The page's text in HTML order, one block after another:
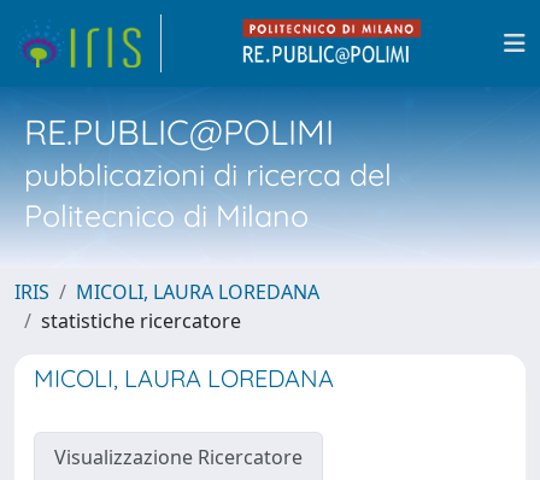
RE.PUBLIC@POLIMI
pubblicazioni di ricerca del
Politecnico di Milano
IRIS
MICOLI, LAURA LOREDANA
statistiche ricercatore
MICOLI, LAURA LOREDANA
Visualizzazione Ricercatore